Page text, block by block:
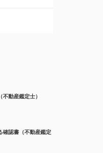
動産鑑定士）
確認書（不動産鑑定